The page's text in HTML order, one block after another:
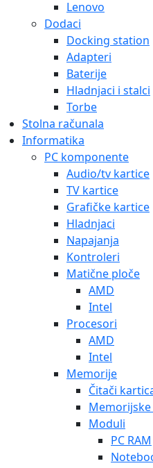
Lenovo
Dodaci
Docking station
Adapteri
Baterije
Hladnjaci i stalci
Torbe
Stolna računala
Informatika
PC komponente
Audio/tv kartice
TV kartice
Grafičke kartice
Hladnjaci
Napajanja
Kontroleri
Matične ploče
AMD
Intel
Procesori
AMD
Intel
Memorije
Čitači
Moduli
PC RAM